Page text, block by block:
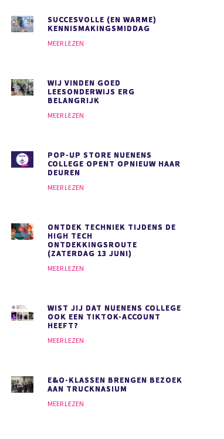
SUCCESVOLLE (EN WARME)
KENNISMAKINGSMIDDAG
MEER LEZEN
WIJ VINDEN GOED
LEESONDERWIJS ERG
BELANGRIJK
MEER LEZEN
POP-UP STORE NUENENS
COLLEGE OPENT OPNIEUW HAAR
DEUREN
MEER LEZEN
ONTDEK TECHNIEK TIJDENS DE
HIGH TECH
ONTDEKKINGSROUTE
(ZATERDAG 13 JUNI)
MEER LEZEN
WIST JIJ DAT NUENENS COLLEGE
OOK EEN TIKTOK-ACCOUNT
HEEFT?
MEER LEZEN
E&O-KLASSEN BRENGEN BEZOEK
AAN TRUCKNASIUM
MEER LEZEN